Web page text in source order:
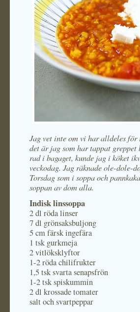
Jag vet inte om vi har alldeles
det är jag som har tappat
rad i bagaget, kunde jag i köket
veckodag. Jag räknade ole-dole-
Torsdag som i soppa och
soppan av dom alla.
Indisk linssoppa
2 dl röda linser
7 dl grönsaksbuljong
5 cm färsk ingefära
1 tsk gurkmeja
2 vitlöksklyftor
1-2 röda chilifrukter
1,5 tsk svarta senapsfrön
1-2 tsk spiskummin
2 dl krossade tomater
salt och svartpeppar